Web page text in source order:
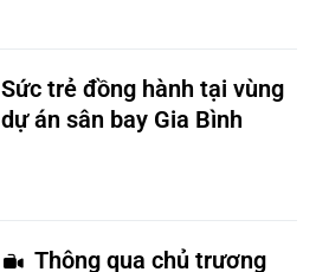
Sức trẻ đồng hành tại vùng
dự án sân bay Gia Bình
Thông qua chủ trương